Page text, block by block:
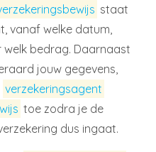
staat
vanaf welke datum,
bedrag. Daarnaast
jouw gegevens,
verzekeringsagent
toe zodra je de
dus ingaat.